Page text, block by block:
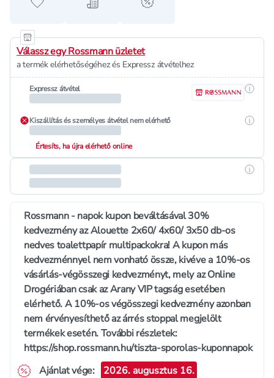
Hozzáadás a kedvencekhez
Hozzáadás a bevásárló listához
alert when on sale
Válassz egy Rossmann üzletet
a termék elérhetőségéhez és Expressz átvételhez
Expressz átvétel
Kiszállítás és személyes átvétel nem elérhető
Értesíts, ha újra elérhető online
Rossmann - napok kupon beváltásával 30%
kedvezmény az Alouette 2x60/ 4x60/ 3x50 db-os
nedves toalettpapír multipackokra! A kupon más
kedvezménnyel nem vonható össze, kivéve a 10%-os
vásárlás-végösszegi kedvezményt, mely az Online
Drogériában csak az Arany VIP tagság esetében
elérhető. A 10%-os végösszegi kedvezmény azonban
nem érvényesíthető az árrés stoppal megjelölt
termékek esetén. További részletek:
https://shop.rossmann.hu/tiszta-sporolas-kuponnapok
Ajánlat vége: 2026. augusztus 16.